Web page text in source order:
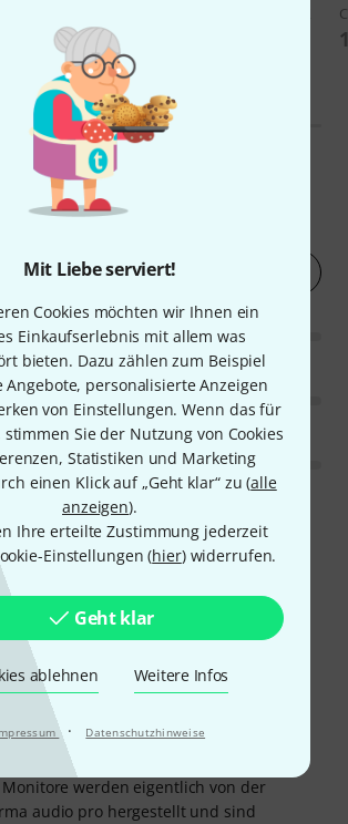
Mit Liebe serviert!
Cookies möchten wir Ihnen ein
Einkaufserlebnis mit allem was
bieten. Dazu zählen zum Beispiel
Angebote, personalisierte Anzeigen
von Einstellungen. Wenn das für
stimmen Sie der Nutzung von Cookies
Statistiken und Marketing
einen Klick auf „Geht klar“ zu (alle
anzeigen).
Ihre erteilte Zustimmung jederzeit
Einstellungen (hier) widerrufen.
Geht klar
ablehnen Weitere Infos
· Datenschutzhinweise
169 €
Kundenbewertungen
4.7/ 5
DJ Dago 06.02.2020
Monitore werden eigentlich von der
audio pro hergestellt und sind